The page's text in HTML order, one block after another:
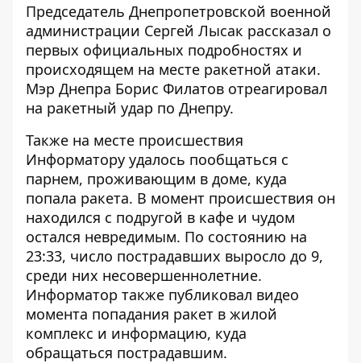
Председатель Днепропетровской военной
администрации Сергей Лысак рассказал о
первых официальных подробностях и
происходящем на месте ракетной атаки.
Мэр Днепра Борис Филатов отреагировал
на ракетный удар по Днепру.
Также на месте происшествия
Информатору удалось пообщаться с
парнем, проживающим в доме, куда
попала ракета. В момент происшествия он
находился с подругой в кафе и чудом
остался невредимым. По состоянию на
23:33, число пострадавших выросло до 9,
среди них несовершеннолетние.
Информатор также публиковал видео
момента попадания ракет в жилой
комплекс и информацию, куда
обращаться пострадавшим.